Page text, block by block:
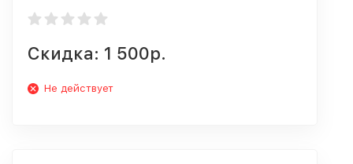
Скидка: 1 500р.
Не действует